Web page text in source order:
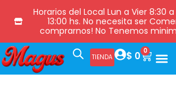
Horarios del Local Lun a Vier 8:30 a
13:00 hs. No necesita ser
comprarnos! No Tenemos
TIENDA $ 0 0